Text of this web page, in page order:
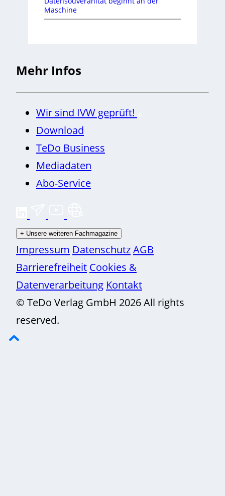
Maschine
Mehr Infos
Wir sind IVW geprüft!
Download
TeDo Business
Mediadaten
Abo-Service
+ Unsere weiteren Fachmagazine
Impressum DatenschutzAGB
Barrierefreiheit Cookies &
Datenverarbeitung Kontakt
© TeDo Verlag GmbH 2026 All rights
reserved.